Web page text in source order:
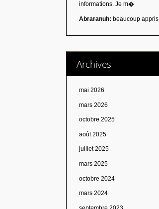
informations. Je m�
Abraranuh: beaucoup appris
Archives
mai 2026
mars 2026
octobre 2025
août 2025
juillet 2025
mars 2025
octobre 2024
mars 2024